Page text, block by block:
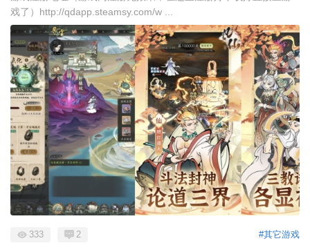
戏了）http://qdapp.steamsy.com/w ...
#其它游戏
333 2